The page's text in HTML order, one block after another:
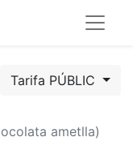
Tarifa PÚBLIC
ametlla)